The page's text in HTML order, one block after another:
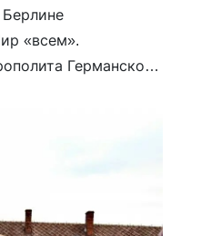
«всем».
Германского
По